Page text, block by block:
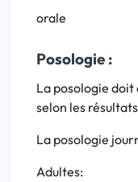
orale
Posologie :
La posologie
selon les
La posologie
Adultes: